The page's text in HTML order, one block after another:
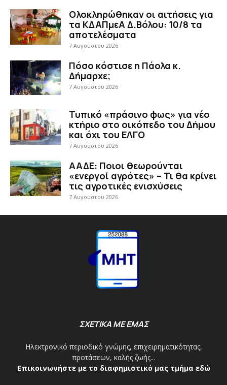
Ολοκληρώθηκαν οι αιτήσεις για
τα ΚΔΑΠμεΑ Δ.Βόλου: 10/8 τα
αποτελέσματα
7 Αυγούστου 2026
Πόσο κόστισε η Πάολα κ.
Δήμαρχε;
7 Αυγούστου 2026
Τυπικό «πράσινο φως» για νέο
κτήριο στο οικόπεδο του Δήμου
και όχι του ΕΛΓΟ
7 Αυγούστου 2026
ΑΑΔΕ: Ποιοι θεωρούνται
«ενεργοί αγρότες» – Τι θα κρίνει
τις αγροτικές ενισχύσεις
7 Αυγούστου 2026
ΣΧΕΤΙΚΑ ΜΕ ΕΜΑΣ
Ηλεκτρονικό περιοδικό γνώμης, επιχειρηματικότητας,
προτάσεων, καλής ζωής...
Επικοινωνήστε με το διαφημιστικό μας τμήμα εδώ